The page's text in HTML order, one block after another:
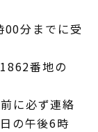
分までに受
番地の
に必ず連絡
の午後6時